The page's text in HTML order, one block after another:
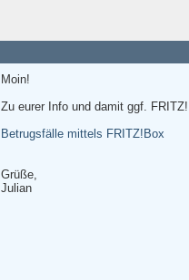
Moin!
Zu eurer Info und damit ggf.
Betrugsfälle mittels FRITZ!Box
Grüße,
Julian